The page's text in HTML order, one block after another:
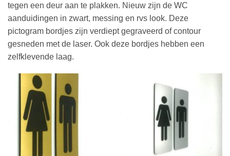
tegen een deur aan te plakken. Nieuw zijn de WC
aanduidingen in zwart, messing en rvs look. Deze
pictogram bordjes zijn verdiept gegraveerd of contour
gesneden met de laser. Ook deze bordjes hebben een
zelfklevende laag.